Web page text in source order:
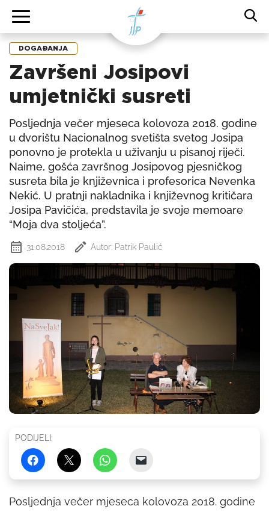
DOGAĐANJA
Završeni Josipovi
umjetnički susreti
Posljednja večer mjeseca kolovoza 2018. godine
u dvorištu Nacionalnog svetišta svetog Josipa
ponovno je protekla u uživanju u pisanoj riječi.
Naime, gošća završnog Josipovog pjesničkog
susreta bila je književnica i profesorica Nevenka
Nekić. U pratnji nakladnika i književnog kritičara
Josipa Pavičića, predstavila je svoje memoare
“Moja dva stoljeća”.
31.08.2018 Autor: Patrik Paulić
PODIJELI:
Posljednja večer mjeseca kolovoza 2018. godine